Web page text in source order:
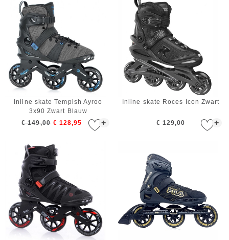
+
Inline skate Tempish Ayroo
3x90 Zwart Blauw
€ 149,00 € 128,95 +
Inline skate Roces Icon Zwart
€ 129,00